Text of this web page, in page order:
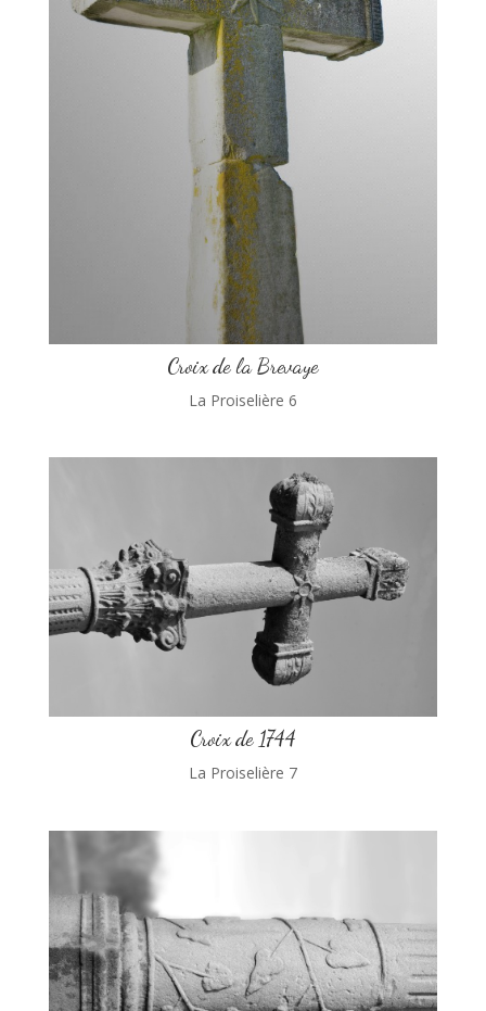
Croix de la Brevaye
La Proiselière 6
Croix de 1744
La Proiselière 7